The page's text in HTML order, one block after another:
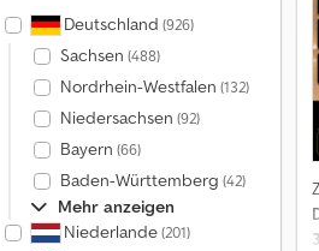
Deutschland (926)
Sachsen (488)
Nordrhein-Westfalen (132)
Niedersachsen (92)
Bayern (66)
Baden-Württemberg (42)
Mehr anzeigen
Niederlande(201)
3